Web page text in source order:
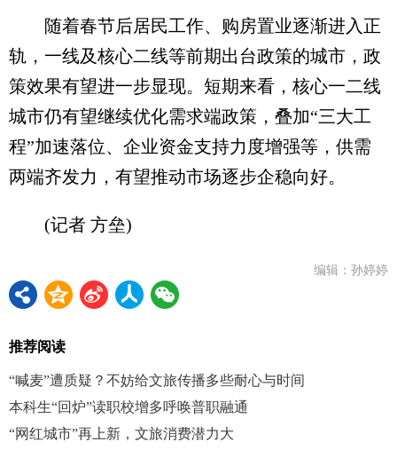
随着春节后居民工作、购房置业逐渐进入正
轨，一线及核心二线等前期出台政策的城市，政
策效果有望进一步显现。短期来看，核心一二线
城市仍有望继续优化需求端政策，叠加“三大工
程”加速落位、企业资金支持力度增强等，供需
两端齐发力，有望推动市场逐步企稳向好。
(记者 方垒)
编辑：孙婷婷
推荐阅读
“喊麦”遭质疑？不妨给文旅传播多些耐心与时间
本科生“回炉”读职校增多呼唤普职融通
“网红城市”再上新，文旅消费潜力大